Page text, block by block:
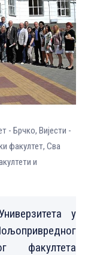
- Брчко, Вијести -
факултет, Сва
и
у
факултета